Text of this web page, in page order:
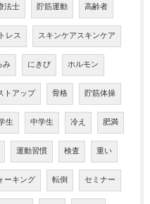
法士 貯筋運動 高齢者
レス スキンケアスキンケア
み にきび ホルモン
トアップ 骨格 貯筋体操
生 中学生 冷え 肥満
運動習慣 検査 重い
ーキング 転倒 セミナー